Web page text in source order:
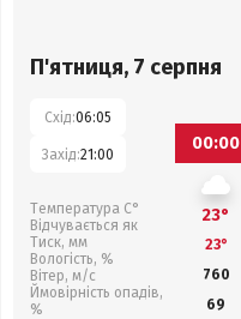
П'ятниця, 7 серпня
Схід:06:05
Захід:21:00
Температура С°
Відчувається як
Тиск, мм
Вологість, %
Вітер, м/с
Ймовірність опадів,
%
00:00
23°
23°
760
69